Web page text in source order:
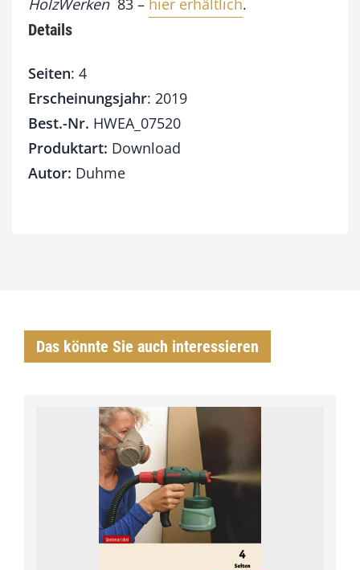
e
k
a
M
n
Details
Seiten: 4
Erscheinungsjahr: 2019
Best.-Nr. HWEA_07520
Produktart: Download
Autor: Duhme
Das könnte Sie auch interessieren